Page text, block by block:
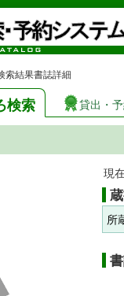
索結果書誌詳細
検索 貸出・
現
所